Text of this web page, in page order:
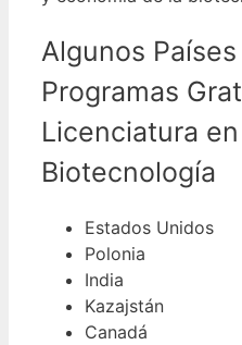
Algunos
Programas
Licenciatura
Biotecnología
Estados Unidos
Polonia
India
Kazajstán
Canadá